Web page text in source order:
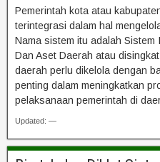
Pemerintah kota atau
terintegrasi dalam hal
Nama sistem itu adalah Sistem
Dan Aset Daerah atau
daerah perlu dikelola dengan
penting dalam meningkatkan
pelaksanaan pemerintah di
Updated: —